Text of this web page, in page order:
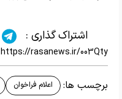
اشتراک گذاری :
https://rasanews.ir/003Qty
برچسب ها: اعلام فراخوان